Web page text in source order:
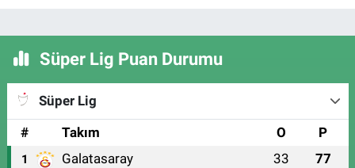
Süper Lig Puan Durumu
Süper Lig
#
Takım O P
1 Galatasaray 33 77